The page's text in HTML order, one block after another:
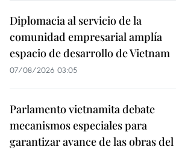
Diplomacia al servicio de la
comunidad empresarial amplía
espacio de desarrollo de Vietnam
07/08/2026 03:05
Parlamento vietnamita debate
mecanismos especiales para
garantizar avance de las obras del